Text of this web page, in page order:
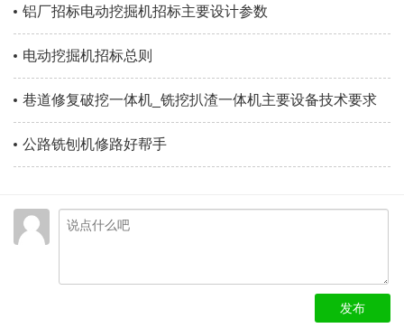
铝厂招标电动挖掘机招标主要设计参数
电动挖掘机招标总则
巷道修复破挖一体机_铣挖扒渣一体机主要设备技术要求
公路铣刨机修路好帮手
发布